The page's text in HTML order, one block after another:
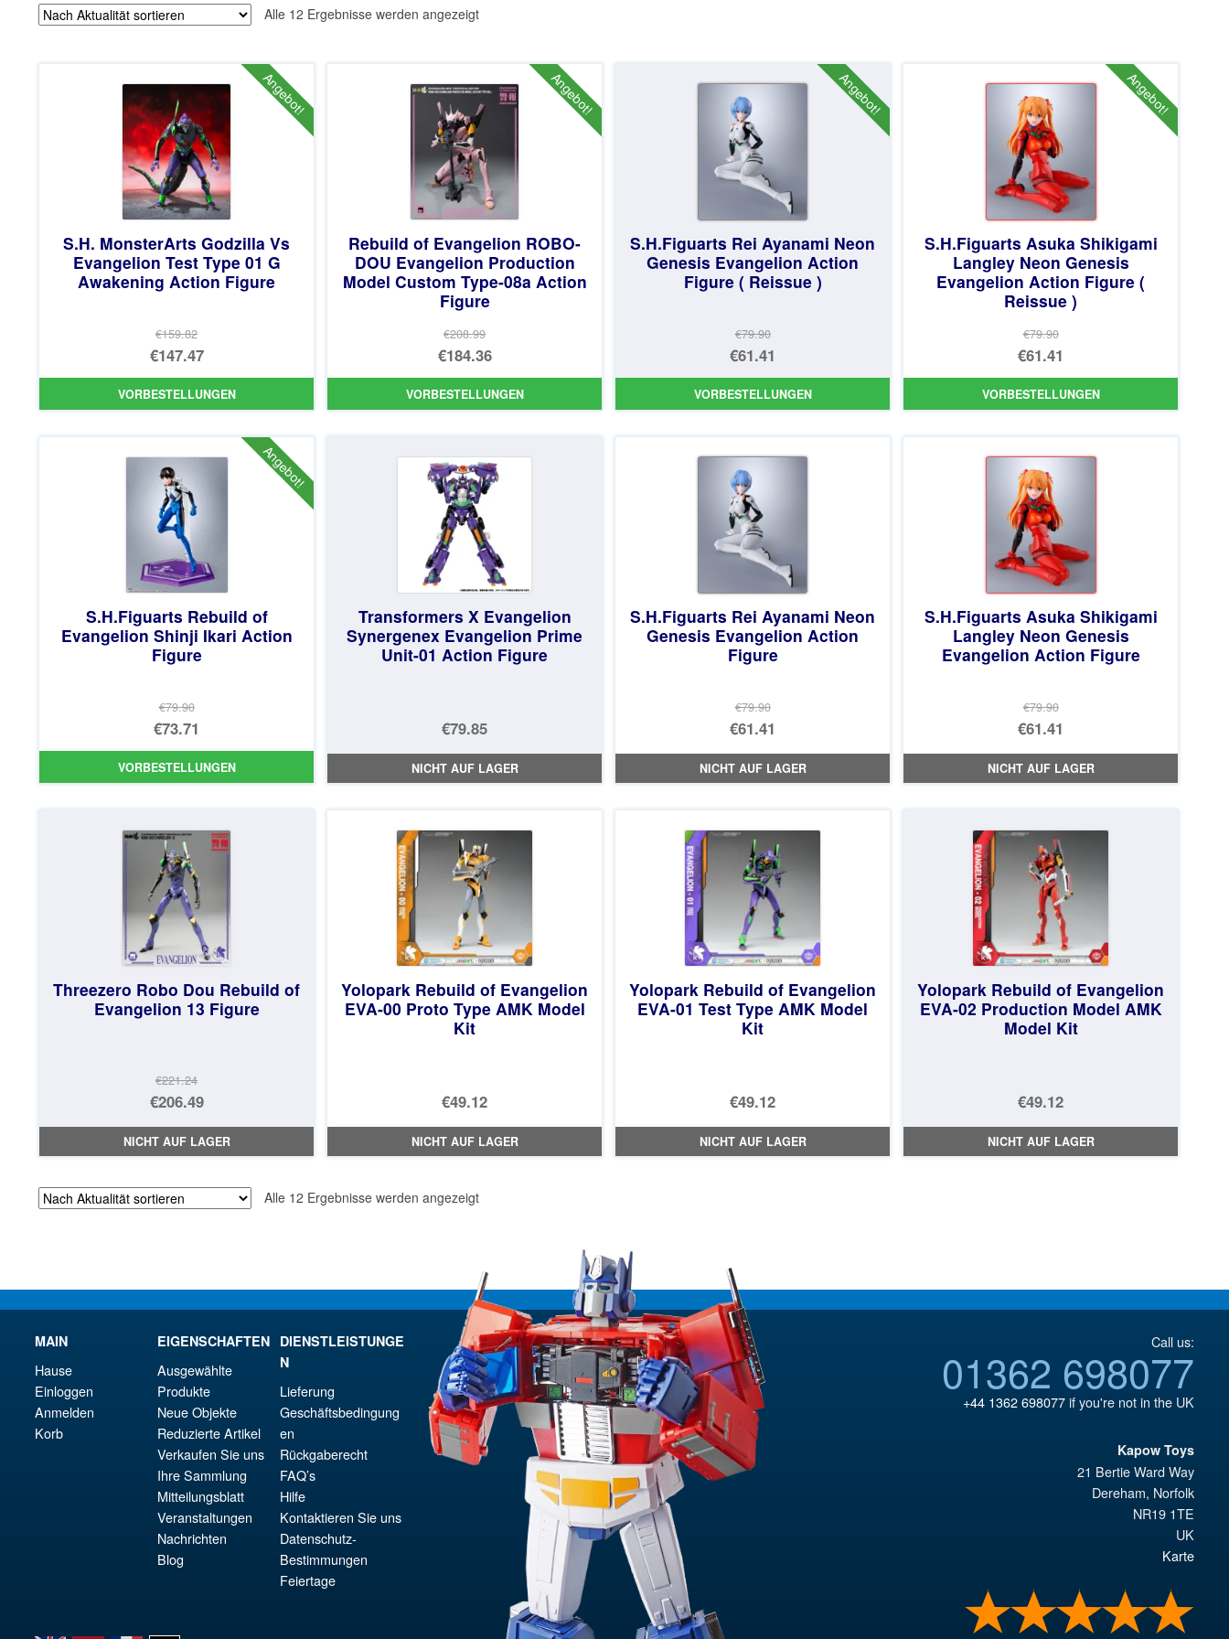
Alle 12 Ergebnisse werden angezeigtNach
Angebot!
S.H. MonsterArts Godzilla Vs
Evangelion Test Type 01 G
Awakening Action Figure
€159.82
Ursprünglicher
Preis
war:
€147.47
Aktueller
Preis
€147.47.
VORBESTELLUNGEN
Angebot!
Rebuild of Evangelion ROBO-
DOU Evangelion Production
Model Custom Type-08a Action
Figure
€208.99
Ursprünglicher
Preis
war:
€184.36
Aktueller
Preis
€184.36.
VORBESTELLUNGEN
Angebot!
S.H.Figuarts Rei Ayanami Neon
Genesis Evangelion Action
Figure ( Reissue )
€79.90
Ursprünglicher
Preis
war:
€61.41
Aktueller
Preis
€61.41.
VORBESTELLUNGEN
Angebot!
S.H.Figuarts Asuka Shikigami
Langley Neon Genesis
Evangelion Action Figure (
Reissue )
€79.90
Ursprünglicher
Preis
war:
€61.41
Aktueller
Preis
€61.41.
VORBESTELLUNGEN
Angebot!
S.H.Figuarts Rebuild of
Evangelion Shinji Ikari Action
Figure
€79.90
Ursprünglicher
Preis
war:
€73.71
Aktueller
Preis
€73.71.
VORBESTELLUNGEN
Transformers X Evangelion
Synergenex Evangelion Prime
Unit-01 Action Figure
€79.85
NICHT AUF LAGER
S.H.Figuarts Rei Ayanami Neon
Genesis Evangelion Action
Figure
€79.90
Ursprünglicher
Preis
war:
€61.41
Aktueller
Preis
€61.41.
NICHT AUF LAGER
S.H.Figuarts Asuka Shikigami
Langley Neon Genesis
Evangelion Action Figure
€79.90
Ursprünglicher
Preis
war:
€61.41
Aktueller
Preis
€61.41.
NICHT AUF LAGER
Threezero Robo Dou Rebuild of
Evangelion 13 Figure
€221.24
Ursprünglicher
Preis
war:
€206.49
Aktueller
Preis
€206.49.
NICHT AUF LAGER
Yolopark Rebuild of Evangelion
EVA-00 Proto Type AMK Model
Kit
€49.12
NICHT AUF LAGER
Yolopark Rebuild of Evangelion
EVA-01 Test Type AMK Model
Kit
€49.12
NICHT AUF LAGER
Yolopark Rebuild of Evangelion
EVA-02 Production Model AMK
Model Kit
€49.12
NICHT AUF LAGER
Alle 12 Ergebnisse werden angezeigtNach
MAIN
Hause
Einloggen
Anmelden
Korb
EIGENSCHAFTEN
Ausgewählte
Produkte
Neue Objekte
Reduzierte Artikel
Verkaufen Sie uns
Ihre Sammlung
Mitteilungsblatt
Veranstaltungen
Nachrichten
Blog
DIENSTLEISTUNGE
N
Lieferung
Geschäftsbedingung
en
Rückgaberecht
FAQ’s
Hilfe
Kontaktieren Sie uns
Datenschutz-
Bestimmungen
Feiertage
Call us:
01362 698077
+44 1362 698077if you're not in the UK
Kapow Toys
21 Bertie Ward Way
Dereham, Norfolk
NR19 1TE
UK
Karte